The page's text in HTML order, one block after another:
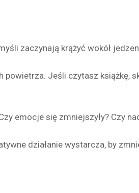
zaczynają krążyć wokół
powietrza. Jeśli czytasz książkę,
emocje się zmniejszyły? Czy
działanie wystarcza, by